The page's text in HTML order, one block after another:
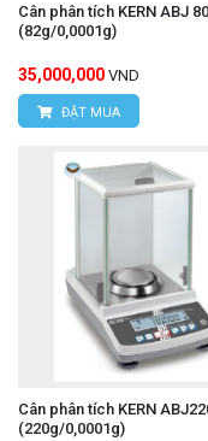
Cân phân tích KERN ABJ
(82g/0,0001g)
35,000,000 VND
ĐẶT MUA
Cân phân tích KERN
(220g/0,0001g)